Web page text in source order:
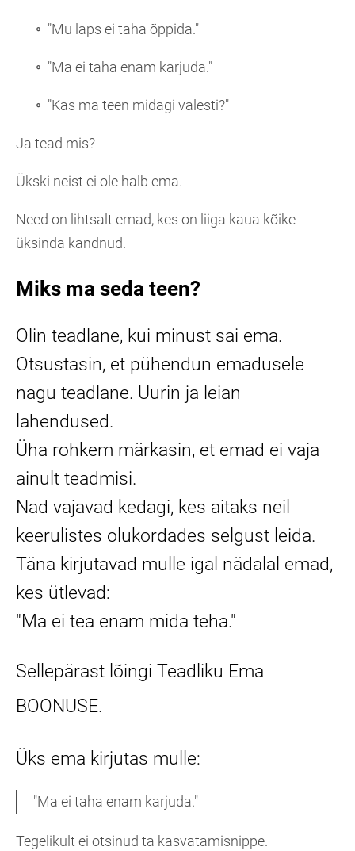
"Mu laps ei taha õppida."
"Ma ei taha enam karjuda."
"Kas ma teen midagi valesti?"
Ja tead mis?
Ükski neist ei ole halb ema.
Need on lihtsalt emad, kes on liiga kaua kõike
üksinda kandnud.
Miks ma seda teen?
Olin teadlane, kui minust sai ema.
Otsustasin, et pühendun emadusele
nagu teadlane. Uurin ja leian
lahendused.
Üha rohkem märkasin, et emad ei vaja
ainult teadmisi.
Nad vajavad kedagi, kes aitaks neil
keerulistes olukordades selgust leida.
Täna kirjutavad mulle igal nädalal emad,
kes ütlevad:
"Ma ei tea enam mida teha."
Sellepärast lõingi Teadliku Ema
BOONUSE.
Üks ema kirjutas mulle:
"Ma ei taha enam karjuda."
Tegelikult ei otsinud ta kasvatamisnippe.